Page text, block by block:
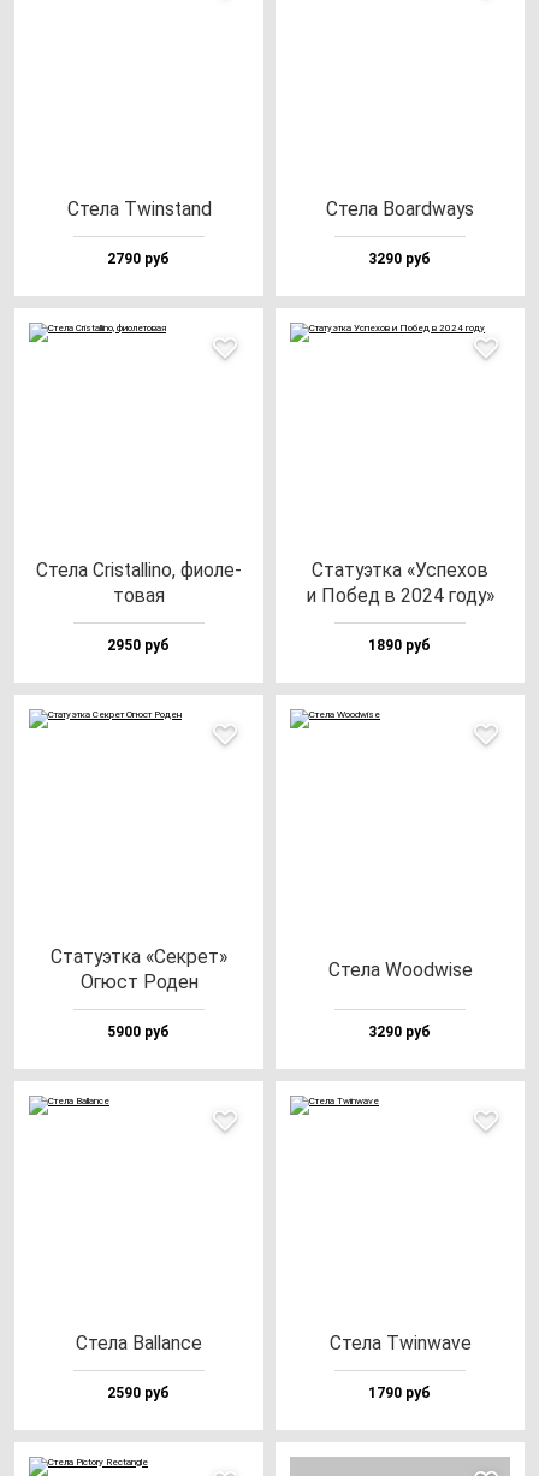
Сте­ла Twin­stand
2790 руб
Сте­ла Boar­dways
3290 руб
Сте­ла Cris­tal­li­no, фи­оле­
то­вая
2950 руб
Ста­ту­эт­ка «Успе­хов
и Побед в 2024 го­ду»
1890 руб
Ста­ту­эт­ка «Сек­рет»
Огюст Роден
5900 руб
Сте­ла Wood­wi­se
3290 руб
Сте­ла Bal­lan­ce
2590 руб
Сте­ла Twin­wa­ve
1790 руб